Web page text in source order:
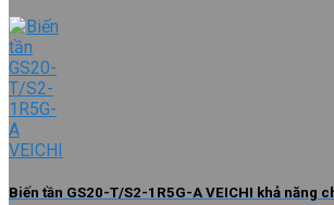
Biến tần GS20-T/S2-1R5G-A VEICHI khả năng